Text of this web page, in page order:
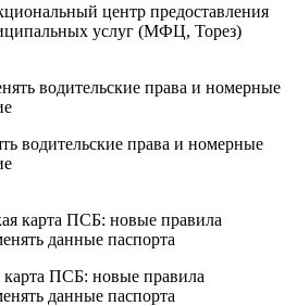
центр предоставления
услуг (МФЦ, Торез)
водительские права и номерные
ПСБ: новые правила
данные паспорта